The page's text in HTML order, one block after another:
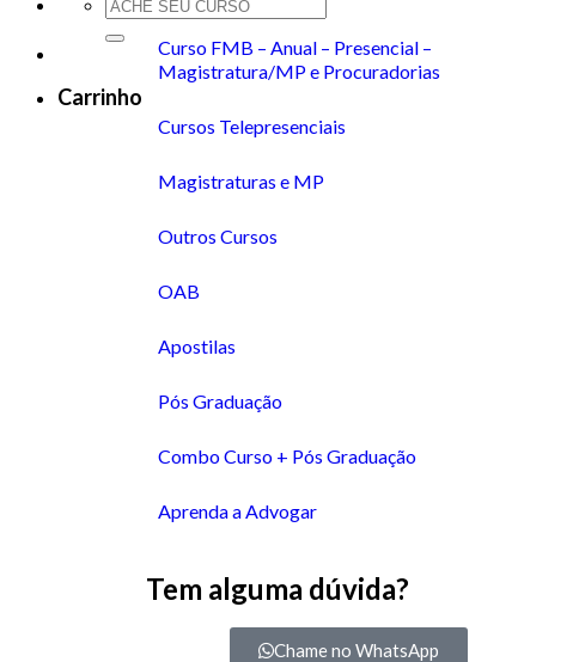
Carrinho
Curso FMB – Anual – Presencial –
Magistratura/MP e Procuradorias
Cursos Telepresenciais
Magistraturas e MP
Outros Cursos
OAB
Apostilas
Pós Graduação
Combo Curso + Pós Graduação
Aprenda a Advogar
Tem alguma dúvida?
Chame no WhatsApp